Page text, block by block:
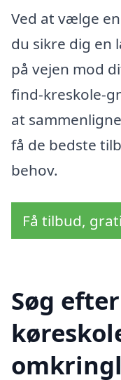
Ved at vælge en
du sikre dig en
på vejen mod
find-kreskole-
at
få de bedste
behov.
Få tilbud,
Søg